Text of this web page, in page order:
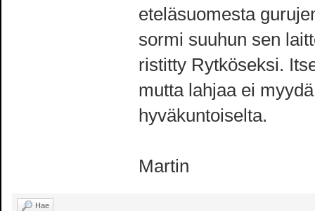
eteläsuomesta
sormi suuhun sen
ristitty Rytköseksi.
mutta lahjaa ei
hyväkuntoiselta.
Martin
Hae